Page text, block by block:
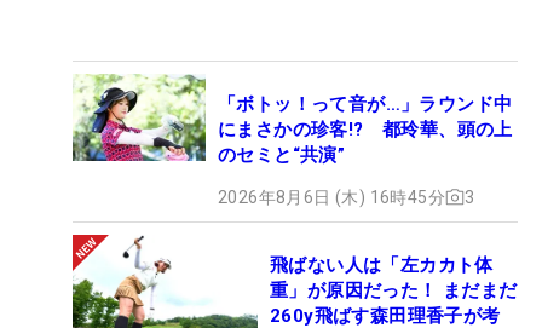
「ボトッ！って音が…」ラウンド中
にまさかの珍客!? 都玲華、頭の上
のセミと“共演”
2026年8月6日 (木) 16時45分 3
飛ばない人は「左カカト体
重」が原因だった！ まだまだ
260y飛ばす森田理香子が考